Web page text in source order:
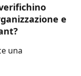
e
una